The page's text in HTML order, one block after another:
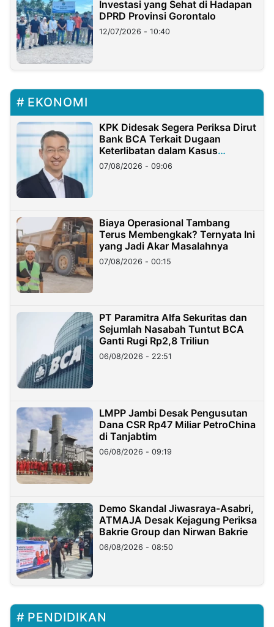
Investasi yang Sehat di Hadapan
DPRD Provinsi Gorontalo
12/07/2026 - 10:40
EKONOMI
KPK Didesak Segera Periksa Dirut
Bank BCA Terkait Dugaan
Keterlibatan dalam Kasus
Hilangnya Dana Nasabah Rp2,58
Miliar
07/08/2026 - 09:06
Biaya Operasional Tambang
Terus Membengkak? Ternyata Ini
yang Jadi Akar Masalahnya
07/08/2026 - 00:15
PT Paramitra Alfa Sekuritas dan
Sejumlah Nasabah Tuntut BCA
Ganti Rugi Rp2,8 Triliun
06/08/2026 - 22:51
LMPP Jambi Desak Pengusutan
Dana CSR Rp47 Miliar PetroChina
di Tanjabtim
06/08/2026 - 09:19
Demo Skandal Jiwasraya-Asabri,
ATMAJA Desak Kejagung Periksa
Bakrie Group dan Nirwan Bakrie
06/08/2026 - 08:50
PENDIDIKAN